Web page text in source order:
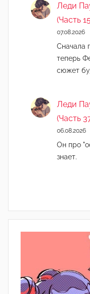
Леди
(Часть
07.08.2026
Сначала
теперь
сюжет
Леди
(Часть
06.08.2026
Он про
знает.